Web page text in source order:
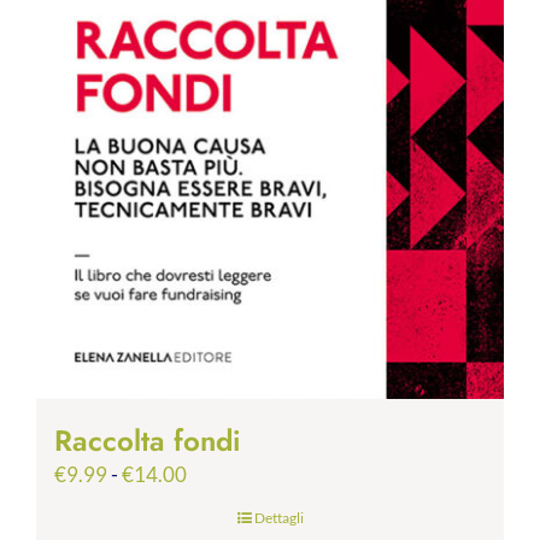
Raccolta fondi
€9.99-€14.00Fascia
prezzo:
Dettagli